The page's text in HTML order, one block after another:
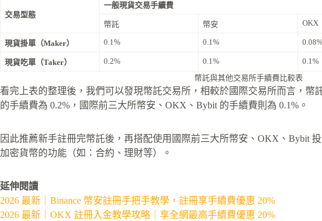
交易型態
一般現貨交易手續費
幣託 幣安 OKX
現貨掛單（Maker） 0.1% 0.1%
現貨吃單（Taker） 0.2% 0.1% 0.1%
幣託與其他交易所手續費比較表
看完上表的整理後，我們可以發現幣託交易所，相較於國際交易所而言，幣
的手續費為 0.2%，國際前三大所幣安、OKX、Bybit 的手續費則為 0.1%。
因此推薦新手註冊完幣託後，再搭配使用國際前三大所幣安、OKX、Bybit
加密貨幣的功能（如：合約、理財等）。
延伸閱讀
2026 最新｜Binance 幣安註冊手把手教學，註冊享手續費優惠 20%
2026 最新｜OKX 註冊入金教學攻略｜享全網最高手續費優惠 20%